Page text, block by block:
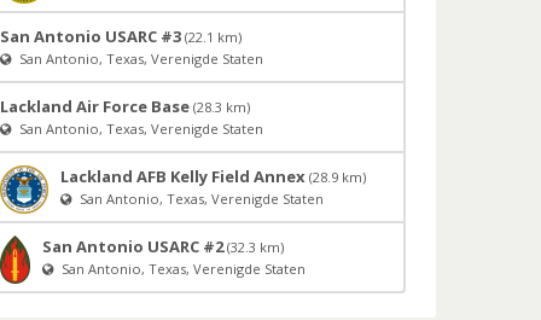
San Antonio USARC #3 (22.1 km)
San Antonio, Texas, Verenigde Staten
Lackland Air Force Base (28.3 km)
San Antonio, Texas, Verenigde Staten
Lackland AFB Kelly Field Annex (28.9 km)
San Antonio, Texas, Verenigde Staten
San Antonio USARC #2 (32.3 km)
San Antonio, Texas, Verenigde Staten